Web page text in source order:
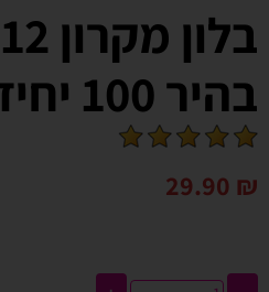
בהיר 100 יחידות
29.90 ₪